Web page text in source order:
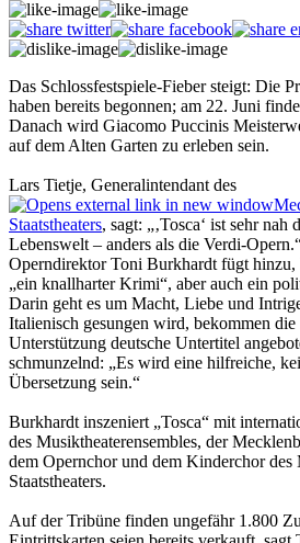
Das Schlossfestspiele-Fieber steigt: Die
haben bereits begonnen; am 22. Juni
Danach wird Giacomo Puccinis
auf dem Alten Garten zu erleben sein.
Lars Tietje, Generalintendant des
Staatstheaters, sagt: „‚Tosca‘ ist sehr nah
Lebenswelt – anders als die Verdi-
Operndirektor Toni Burkhardt fügt hinzu,
„ein knallharter Krimi“, aber auch ein
Darin geht es um Macht, Liebe und
Italienisch gesungen wird, bekommen die
Unterstützung deutsche Untertitel
schmunzelnd: „Es wird eine hilfreiche,
Übersetzung sein.“
Burkhardt inszeniert „Tosca“ mit
des Musiktheaterensembles, der
dem Opernchor und dem Kinderchor des
Staatstheaters.
Auf der Tribüne finden ungefähr 1.800